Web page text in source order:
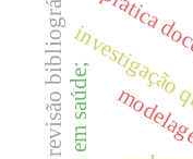
revisão bibliográfica prática